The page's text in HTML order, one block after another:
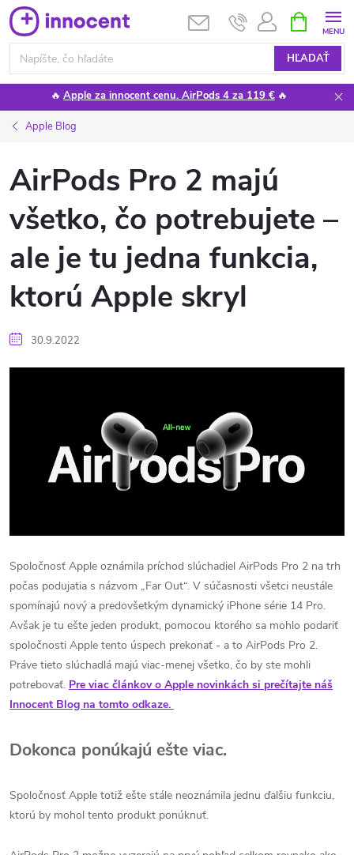
Prejsť
na
obsah
HĽADAŤ
KOŠÍK
🔥 Apple za innocent cenu. AirPods 4 za 119 € 🔥
Apple Blog
AirPods Pro 2 majú
všetko, čo potrebujete –
ale je tu jedna funkcia,
ktorú Apple skryl
30.9.2022
Spoločnosť Apple oznámila príchod slúchadiel AirPods Pro 2 na trh
počas podujatia s názvom „Far Out“. V súčasnosti všetci neustále
spomínajú nový a predovšetkým dynamický iPhone série 14 Pro.
Avšak je tu ešte jeden produkt, pomocou ktorého sa mohlo podariť
spoločnosti Apple tento úspech prekonať - a to AirPods Pro 2.
Práve tieto slúchadlá majú viac-menej všetko, čo by ste mohli
potrebovať. Pre viac článkov o Apple novinkách si prečítajte náš
Innocent Blog na tomto odkaze.
Dokonca ponúkajú ešte viac.
Spoločnosť Apple totiž ešte stále neoznámila jednu ďalšiu funkciu,
ktorú by mohol tento produkt ponúknuť.